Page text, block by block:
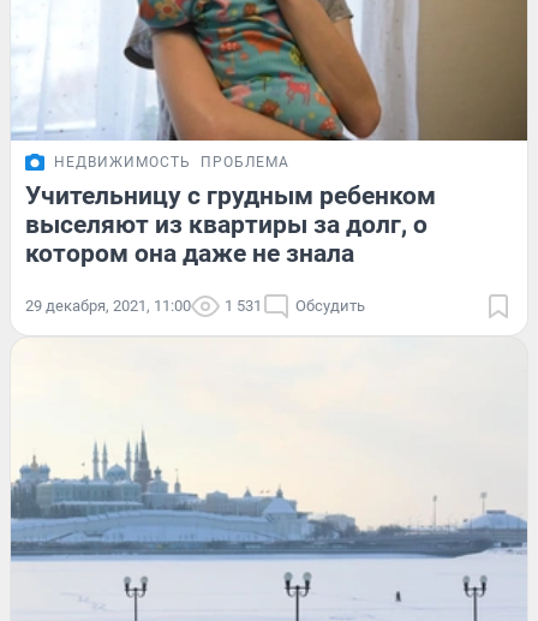
НЕДВИЖИМОСТЬ ПРОБЛЕМА
Учительницу с грудным ребенком
выселяют из квартиры за долг, о
котором она даже не знала
29 декабря, 2021, 11:00 1 531 Обсудить